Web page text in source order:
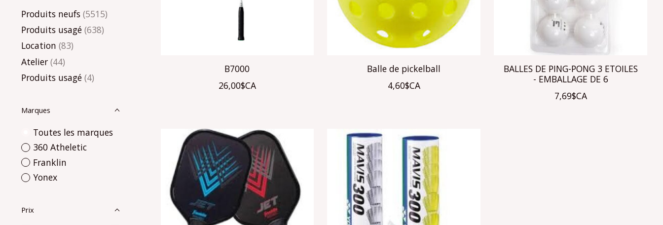
Produits neufs (5515)
Produits usagé (638)
Location (83)
Atelier (44)
Produits usagé (4)
Marques
Toutes les marques
360 Atheletic
Franklin
Yonex
Prix
B7000
26,00$CA
Balle de pickelball
4,60$CA
BALLES DE PING-PONG 3 ETOILES
- EMBALLAGE DE 6
7,69$CA